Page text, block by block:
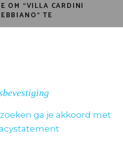
ga je akkoord met
OM “VILLA CARDINI
TE